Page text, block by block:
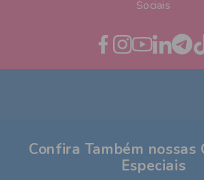
Sociais
Confira Também nossas
Especiais